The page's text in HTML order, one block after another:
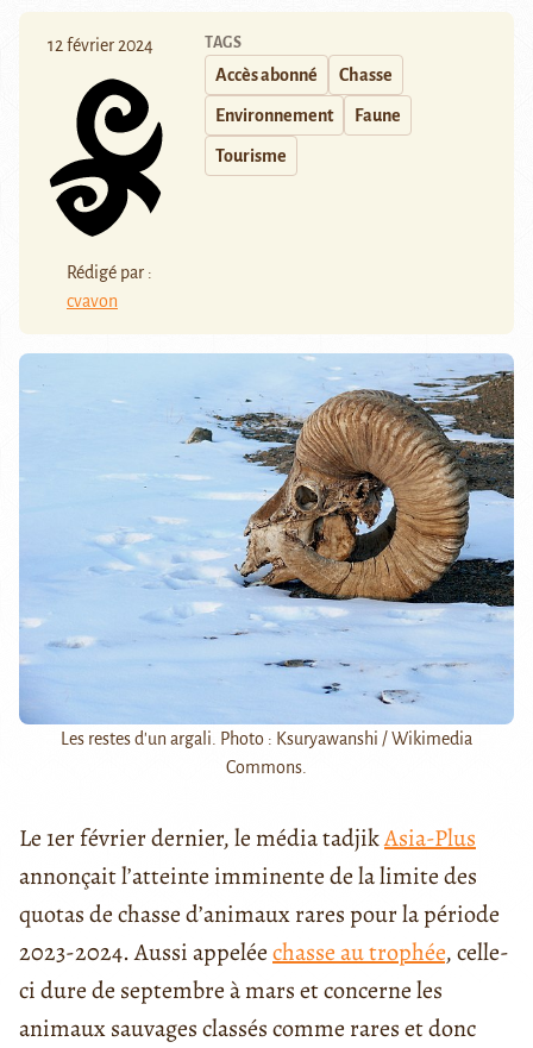
12 février 2024
Rédigé par :
cvavon
TAGS
Accès abonné Chasse
Environnement Faune
Tourisme
Les restes d'un argali. Photo : Ksuryawanshi / Wikimedia
Commons.
Le 1er février dernier, le média tadjikAsia-Plus
annonçait l’atteinte imminente de la limite des
quotas de chasse d’animaux rares pour la période
2023-2024. Aussi appeléechasse au trophée, celle-
ci dure de septembre à mars et concerne les
animaux sauvages classés comme rares et donc